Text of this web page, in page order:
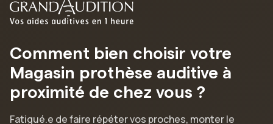
Comment bien choisir votre
Magasin prothèse auditive à
proximité de chez vous ?
Fatigué.e de faire répéter vos proches, monter le